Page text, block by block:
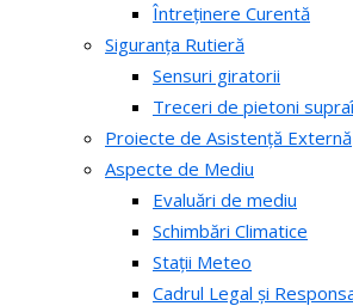
Întreținere Curentă
Siguranța Rutieră
Sensuri giratorii
Treceri de pietoni
Proiecte de Asistență Externă
Aspecte de Mediu
Evaluări de mediu
Schimbări Climatice
Stații Meteo
Cadrul Legal și